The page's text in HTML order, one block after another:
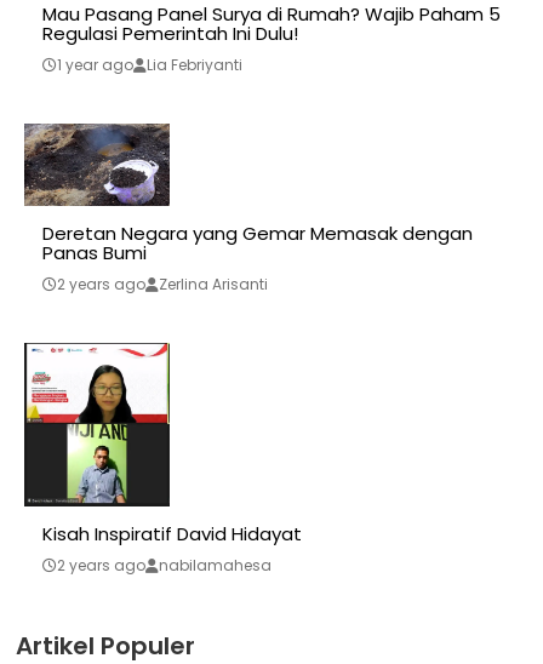
Mau Pasang Panel Surya di Rumah? Wajib Paham 5
Regulasi Pemerintah Ini Dulu!
1 year ago Lia Febriyanti
Deretan Negara yang Gemar Memasak dengan
Panas Bumi
2 years ago Zerlina Arisanti
Kisah Inspiratif David Hidayat
2 years ago nabilamahesa
Artikel Populer